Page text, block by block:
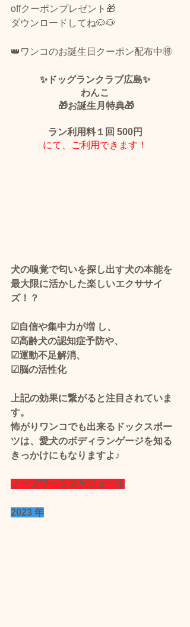
offクーポンプレゼント🎁
ダウンロードしてね🐶🐶
👑ワンコのお誕生日クーポン配布中🉐
✨ドッグランクラブ広島✨
わんこ
🎁お誕生月特典🎁
ラン利用料１回 500円
にて、ご利用できます！
犬の嗅覚で匂いを探し出す犬の本能を
最大限に活かした楽しいエクササイ
ズ！？
☑自信や集中力が増 し、
☑高齢犬の認知症予防や、
☑運動不足解消、
☑脳の活性化
上記の効果に繋がると注目されていま
す。
怖がりワンコでも出来るドックスポー
ツは、愛犬のボディランゲージを知る
きっかけにもなりますよ♪
ノーズワークスケジュール
2023 年